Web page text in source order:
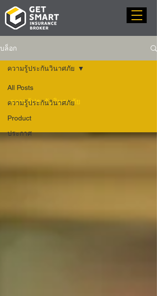
บล็อก
All Posts
ความรู้ประกันวินาศภัย
Product
ประกาศ
ความรู้ประกันวินาศภัย
ความรู้ประกันวินาศภัย